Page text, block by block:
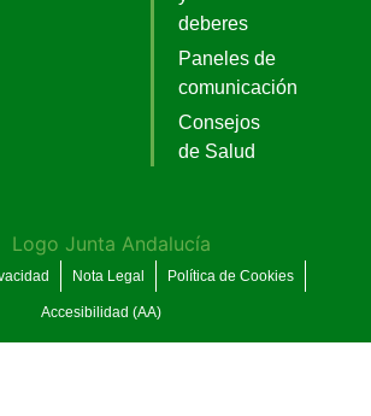
deberes
Paneles de
comunicación
Consejos
de Salud
Nota Legal Política de Cookies
Accesibilidad (AA)